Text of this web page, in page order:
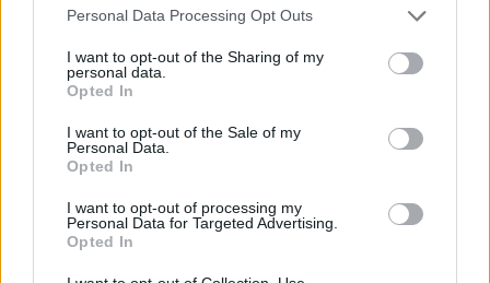
Please note that this website/app uses one or more Google
not limited to your visit or usage behaviour. You may click to
grant or deny consent to Google and its third-party tags to
use your data for below specified purposes in below Google
consent section.
Personal Data Processing Opt Outs
I want to opt-out of the Sharing of my
personal data.
Opted In
I want to opt-out of the Sale of my
Personal Data.
Opted In
I want to opt-out of processing my
Personal Data for Targeted Advertising.
Opted In